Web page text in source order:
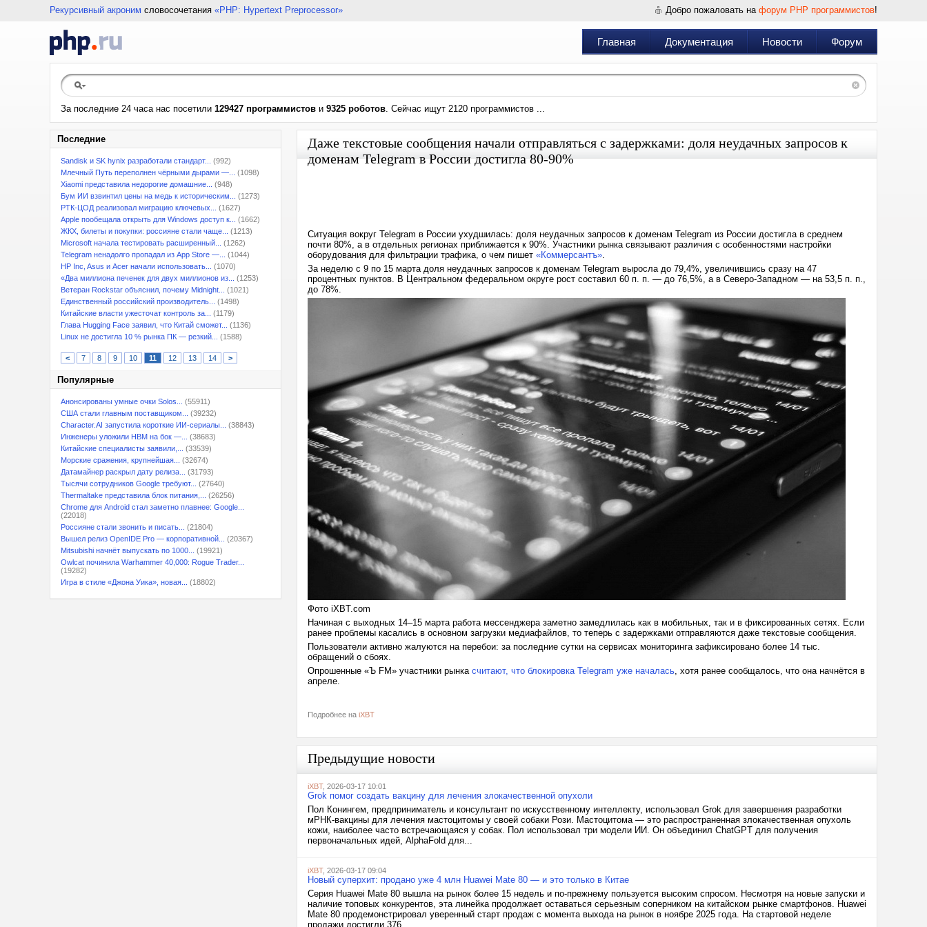
Рекурсивный акроним словосочетания «PHP: Hypertext Preprocessor» Добро пожаловать на форум PHP программистов!
Главная Документация Новости Форум
За последние 24 часа нас посетили 129427 программистов и 9325 роботов. Сейчас ищут 2120 программистов ...
Последние
Sandisk и SK hynix разработали стандарт...
(992)
Млечный Путь переполнен чёрными дырами —...
(1098)
Xiaomi представила недорогие домашние...
(948)
Бум ИИ взвинтил цены на медь к историческим...
(1273)
РТК-ЦОД реализовал миграцию ключевых...
(1627)
Apple пообещала открыть для Windows доступ к...
(1662)
ЖКХ, билеты и покупки: россияне стали чаще...
(1213)
Microsoft начала тестировать расширенный...
(1262)
Telegram ненадолго пропадал из App Store —...
(1044)
HP Inc, Asus и Acer начали использовать...
(1070)
«Два миллиона печенек для двух миллионов из...
(1253)
Ветеран Rockstar объяснил, почему Midnight...
(1021)
Единственный российский производитель...
(1498)
Китайские власти ужесточат контроль за...
(1179)
Глава Hugging Face заявил, что Китай сможет...
(1136)
Linux не достигла 10 % рынка ПК — резкий...
(1588)
< 7 8 9 10 11 12 13 14 >
Популярные
Анонсированы умные очки Solos...
(55911)
США стали главным поставщиком...
(39232)
Character.AI запустила короткие ИИ-сериалы...
(38843)
Инженеры уложили HBM на бок —...
(38683)
Китайские специалисты заявили,...
(33539)
Морские сражения, крупнейшая...
(32674)
Датамайнер раскрыл дату релиза...
(31793)
Тысячи сотрудников Google требуют...
(27640)
Thermaltake представила блок питания,...
(26256)
Chrome для Android стал заметно плавнее: Google...
(22018)
Россияне стали звонить и писать...
(21804)
Вышел релиз OpenIDE Pro — корпоративной...
(20367)
Mitsubishi начнёт выпускать по 1000...
(19921)
Owlcat починила Warhammer 40,000: Rogue Trader...
(19282)
Игра в стиле «Джона Уика», новая...
(18802)
Даже текстовые сообщения начали отправляться с задержками: доля неудачных запросов к
доменам Telegram в России достигла 80-90%
Ситуация вокруг Telegram в России ухудшилась: доля неудачных запросов к доменам Telegram из России достигла в среднем
почти 80%, а в отдельных регионах приближается к 90%. Участники рынка связывают различия с особенностями настройки
оборудования для фильтрации трафика, о чем пишет «Коммерсантъ».
За неделю с 9 по 15 марта доля неудачных запросов к доменам Telegram выросла до 79,4%, увеличившись сразу на 47
процентных пунктов. В Центральном федеральном округе рост составил 60 п. п. — до 76,5%, а в Северо-Западном — на 53,5 п. п.,
до 78%.
Фото iXBT.com
Начиная с выходных 14–15 марта работа мессенджера заметно замедлилась как в мобильных, так и в фиксированных сетях. Если
ранее проблемы касались в основном загрузки медиафайлов, то теперь с задержками отправляются даже текстовые сообщения.
Пользователи активно жалуются на перебои: за последние сутки на сервисах мониторинга зафиксировано более 14 тыс.
обращений о сбоях.
Опрошенные «Ъ FM» участники рынка считают, что блокировка Telegram уже началась, хотя ранее сообщалось, что она начнётся в
апреле.
Подробнее на iXBT
Предыдущие новости
iXBT, 2026-03-17 10:01
Grok помог создать вакцину для лечения злокачественной опухоли
Пол Конингем, предприниматель и консультант по искусственному интеллекту, использовал Grok для завершения разработки
мРНК-вакцины для лечения мастоцитомы у своей собаки Рози. Мастоцитома — это распространенная злокачественная опухоль
кожи, наиболее часто встречающаяся у собак. Пол использовал три модели ИИ. Он объединил ChatGPT для получения
первоначальных идей, AlphaFold для...
iXBT, 2026-03-17 09:04
Новый суперхит: продано уже 4 млн Huawei Mate 80 — и это только в Китае
Серия Huawei Mate 80 вышла на рынок более 15 недель и по-прежнему пользуется высоким спросом. Несмотря на новые запуски и
наличие топовых конкурентов, эта линейка продолжает оставаться серьезным соперником на китайском рынке смартфонов. Huawei
Mate 80 продемонстрировал уверенный старт продаж с момента выхода на рынок в ноябре 2025 года. На стартовой неделе
продажи достигли 376...